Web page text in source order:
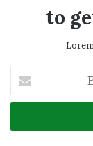
to
your
Email